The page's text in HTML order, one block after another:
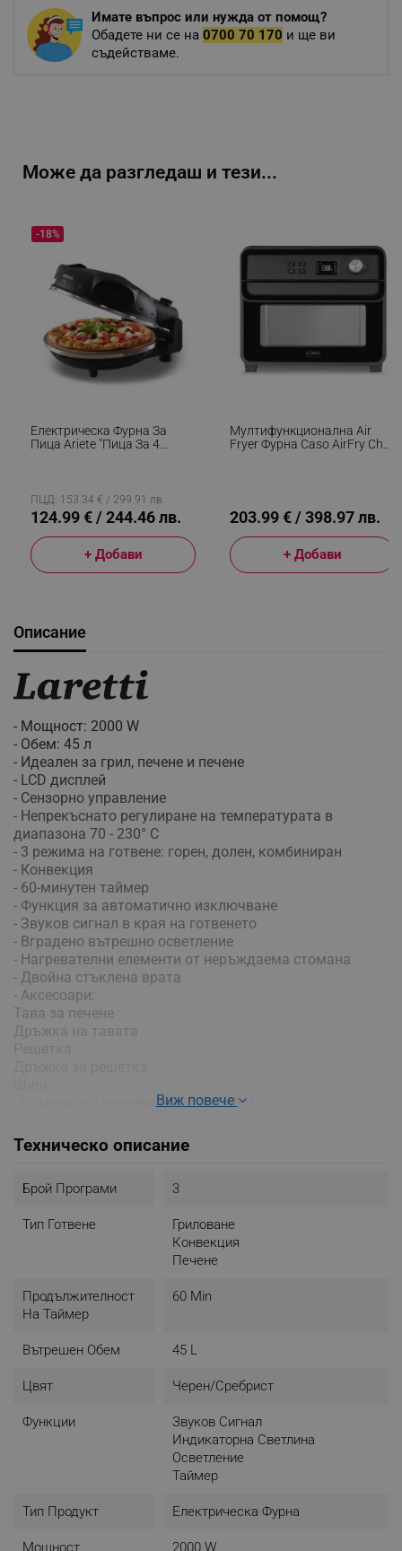
Имате въпрос или нужда от помощ?
Обадете ни се на 0700 70 170 и ще ви
съдействаме.
Може да разгледаш и тези...
Електрическа Фурна За
Пица Ariete "Пица За 4
Незалепващо Покритие,
Черен
-18%
ПЦД: 153.34 € / 299.91 лв.
124.99 € / 244.46 лв.
+ Добави
Мултифункционална Air
Fryer Фурна Caso AirFry Chef
203.99 € / 398.97 лв.
+ Добави
Описание
- Мощност: 2000 W
- Обем: 45 л
- Идеален за грил, печене и печене
- LCD дисплей
- Сензорно управление
- Непрекъснато регулиране на температурата в
диапазона 70 - 230° C
- 3 режима на готвене: горен, долен, комбиниран
- Конвекция
- 60-минутен таймер
- Функция за автоматично изключване
- Звуков сигнал в края на готвенето
- Вградено вътрешно осветление
- Нагревателни елементи от неръждаема стомана
- Двойна стъклена врата
- Аксесоари:
Тава за печене
Дръжка на тавата
- Номинално напрежение: 220-240 V
- Номинален ток: 9 A
- Размери:
Ширина: 58 см
- Цвят: Бронзов
Виж повече
Техническо описание
Брой Програми 3
Тип Готвене
Гриловане
Конвекция
Печене
Продължителност
На Таймер
60 Min
Вътрешен Обем 45 L
Цвят Черен/Сребрист
Функции
Звуков Сигнал
Индикаторна Светлина
Осветление
Таймер
Тип Продукт Електрическа Фурна
Мощност 2000 W